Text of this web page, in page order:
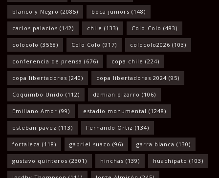
blanco y Negro (2085) boca juniors (148)
carlos palacios (142) chile (133) Colo-Colo (483)
colocolo (3568) Colo Colo (917) colocolo2026 (103)
conferencia de prensa (676) copa chile (224)
copa libertadores (240) copa libertadores 2024 (95)
Coquimbo Unido (112) damian pizarro (106)
Emiliano Amor (99) estadio monumental (1248)
esteban pavez (113) Fernando Ortiz (134)
fortaleza (118) gabriel suazo (96) garra blanca (130)
gustavo quinteros (2301) hinchas (139) huachipato (103)